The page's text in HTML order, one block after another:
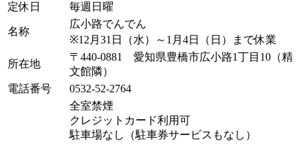
定休日
毎週日曜
名称
広小路でんでん
※12月31日（水）～1月4日（日）まで休業
所在地
〒440-0881 愛知県豊橋市広小路1丁目10（精
文館隣）
電話番号
0532-52-2764
全室禁煙
クレジットカード利用可
駐車場なし（駐車券サービスもなし）